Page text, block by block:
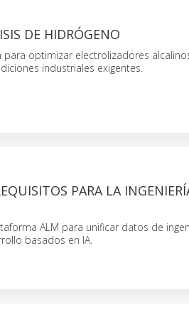
DE HIDRÓGENO
para optimizar electrolizadores
industriales exigentes.
PARA LA
ALM para unificar datos de
basados en IA.